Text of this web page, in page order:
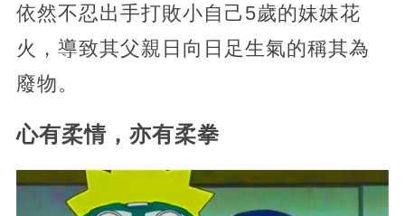
依然不忍出手打敗小自己5歲的妹妹花
火，導致其父親日向日足生氣的稱其為
廢物。
心有柔情，亦有柔拳